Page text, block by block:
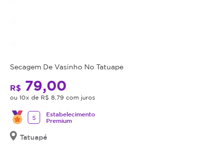
Secagem De Vasinho No Tatuape
R$ 79,00
ou 10x de R$ 8,79 com juros
5
Estabelecimento
Premium
Tatuapé